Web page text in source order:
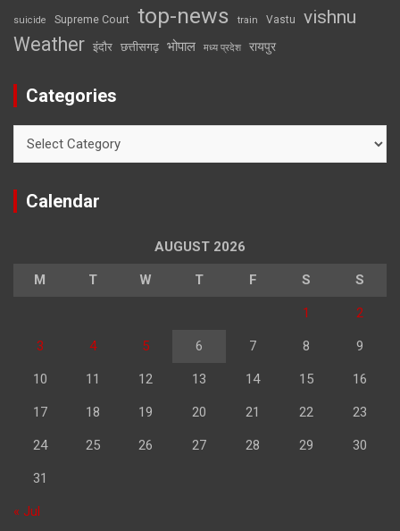
suicide Supreme Court top-news train Vastu vishnu
Weather इंदौर छत्तीसगढ़ भोपाल मध्य प्रदेश रायपुर
Categories
Calendar
AUGUST 2026
M T W T F S S
1 2
3 4 5 6 7 8 9
10 11 12 13 14 15 16
17 18 19 20 21 22 23
24 25 26 27 28 29 30
31
« Jul